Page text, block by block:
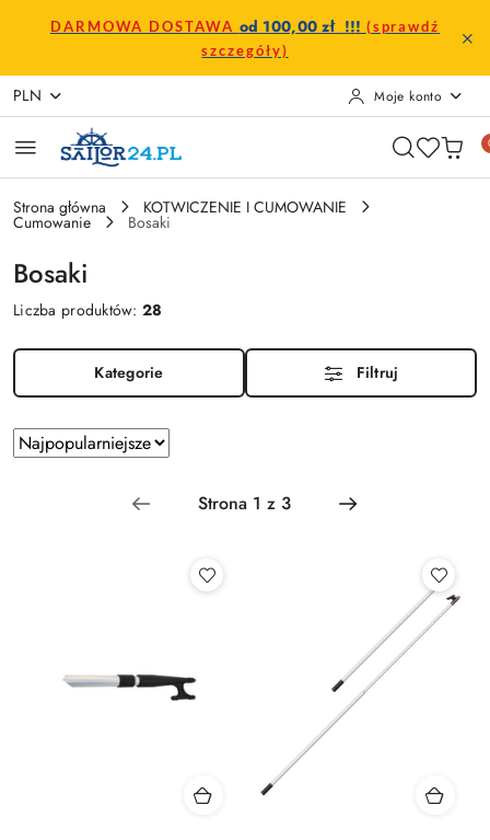
Przejdź do treści głównej
Przejdź do wyszukiwarki
Przejdź do moje konto
Przejdź do menu głównego
Przejdź do stopki
DARMOWA DOSTAWA od 100,00 zł !!! (sprawdź
szczegóły)
PLN Moje konto
Strona główna KOTWICZENIE I CUMOWANIE
Cumowanie Bosaki
Bosaki
Liczba produktów:28
Kategorie Filtruj
Zastosowano
sortowanie:
Najpopularniejsze.
Sortuj
według